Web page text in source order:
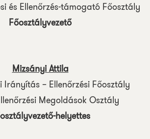
és Ellenőrzés-támogató Főosztály
Főosztályvezető
Mizsányi Attila
Irányítás – Ellenőrzési Főosztály
Megoldások Osztály
helyettes